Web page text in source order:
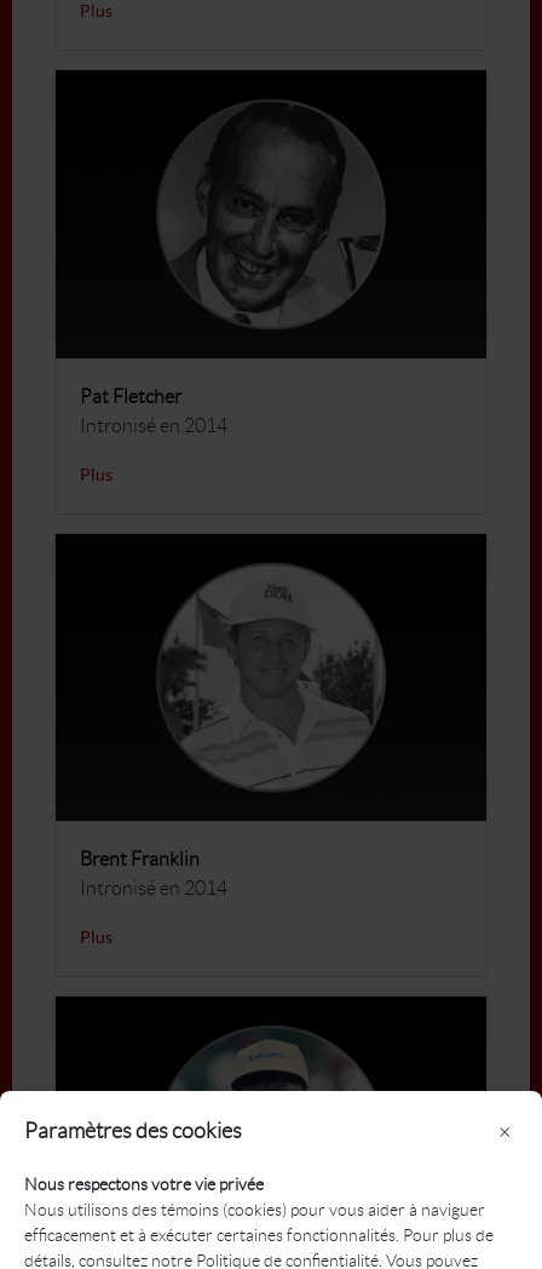
Paramètres des cookies
Nous respectons votre vie privée
Nous utilisons des témoins (cookies) pour vous aider à naviguer
efficacement et à exécuter certaines fonctionnalités. Pour plus de
détails, consultez notre Politique de confientialité. Vous pouvez
×
Plus
Pat Fletcher
Intronisé en 2014
Plus
Brent Franklin
Intronisé en 2014
Plus